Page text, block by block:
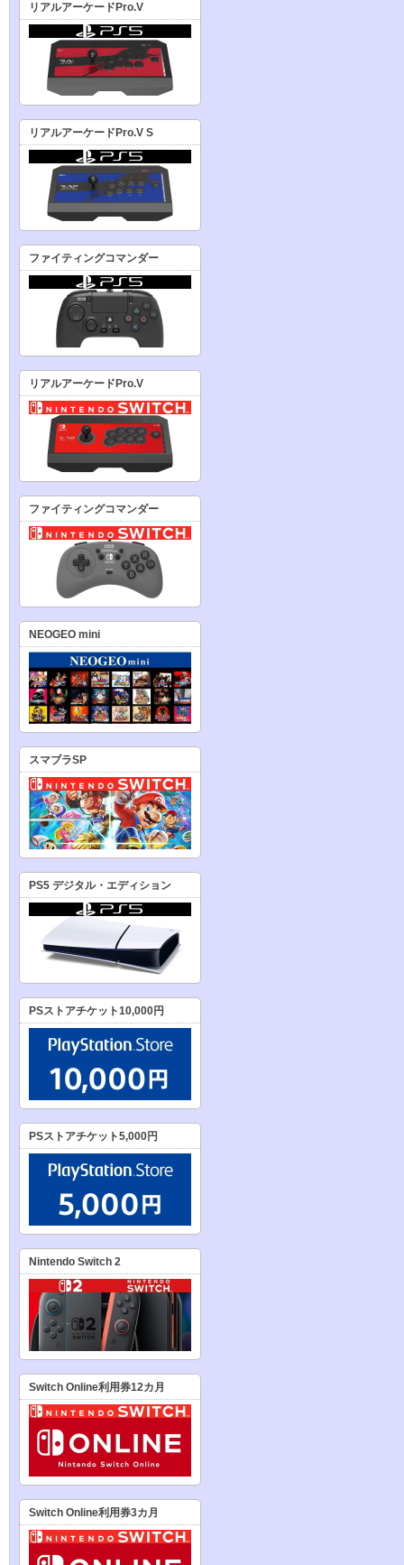
リアルアーケードPro.V
リアルアーケードPro.V S
ファイティングコマンダー
リアルアーケードPro.V
ファイティングコマンダー
NEOGEO mini
スマブラSP
PS5 デジタル・エディション
PSストアチケット10,000円
PSストアチケット5,000円
Nintendo Switch 2
Switch Online利用券12カ月
Switch Online利用券3カ月